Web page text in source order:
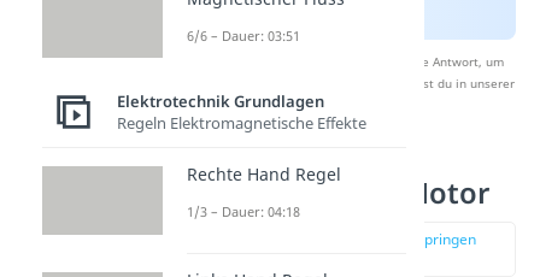
Nach Beantwortung speichern wir deine Antwort, um
Studyflix zu verbessern. Mehr dazu erfährst du in unserer
Datenschutzerklärung
Sternschaltung Motor
zur Stelle im Video springen
6/6 – Dauer: 03:51
Elektrotechnik Grundlagen
Regeln Elektromagnetische Effekte
Rechte Hand Regel
1/3 – Dauer: 04:18